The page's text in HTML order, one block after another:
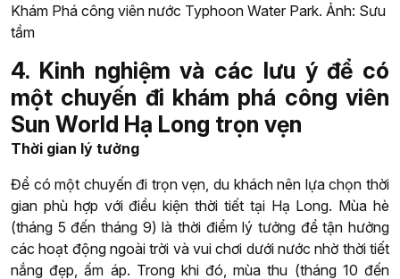
Khám Phá công viên nước Typhoon Water Park. Ảnh: Sưu
tầm
4. Kinh nghiệm và các lưu ý để có
một chuyến đi khám phá công viên
Sun World Hạ Long trọn vẹn
Thời gian lý tưởng
Để có một chuyến đi trọn vẹn, du khách nên lựa chọn thời
gian phù hợp với điều kiện thời tiết tại Hạ Long. Mùa hè
(tháng 5 đến tháng 9) là thời điểm lý tưởng để tận hưởng
các hoạt động ngoài trời và vui chơi dưới nước nhờ thời tiết
nắng đẹp, ấm áp. Trong khi đó, mùa thu (tháng 10 đến